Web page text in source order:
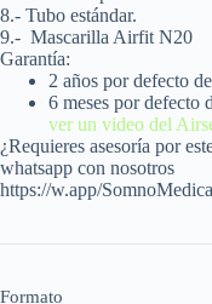
8.- Tubo estándar.
9.- Mascarilla Airfit N20
Garantía:
2 años por defecto
6 meses por defecto
ver un video del
¿Requieres asesoría por
whatsapp con nosotros
https://w.app/
Formato